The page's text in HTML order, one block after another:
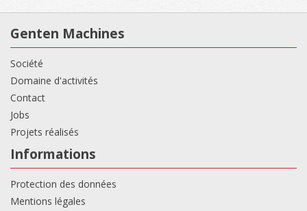
Genten Machines
Société
Domaine d'activités
Contact
Jobs
Projets réalisés
Informations
Protection des données
Mentions légales